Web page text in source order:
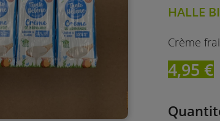
HALLE
Crème
4,95 €